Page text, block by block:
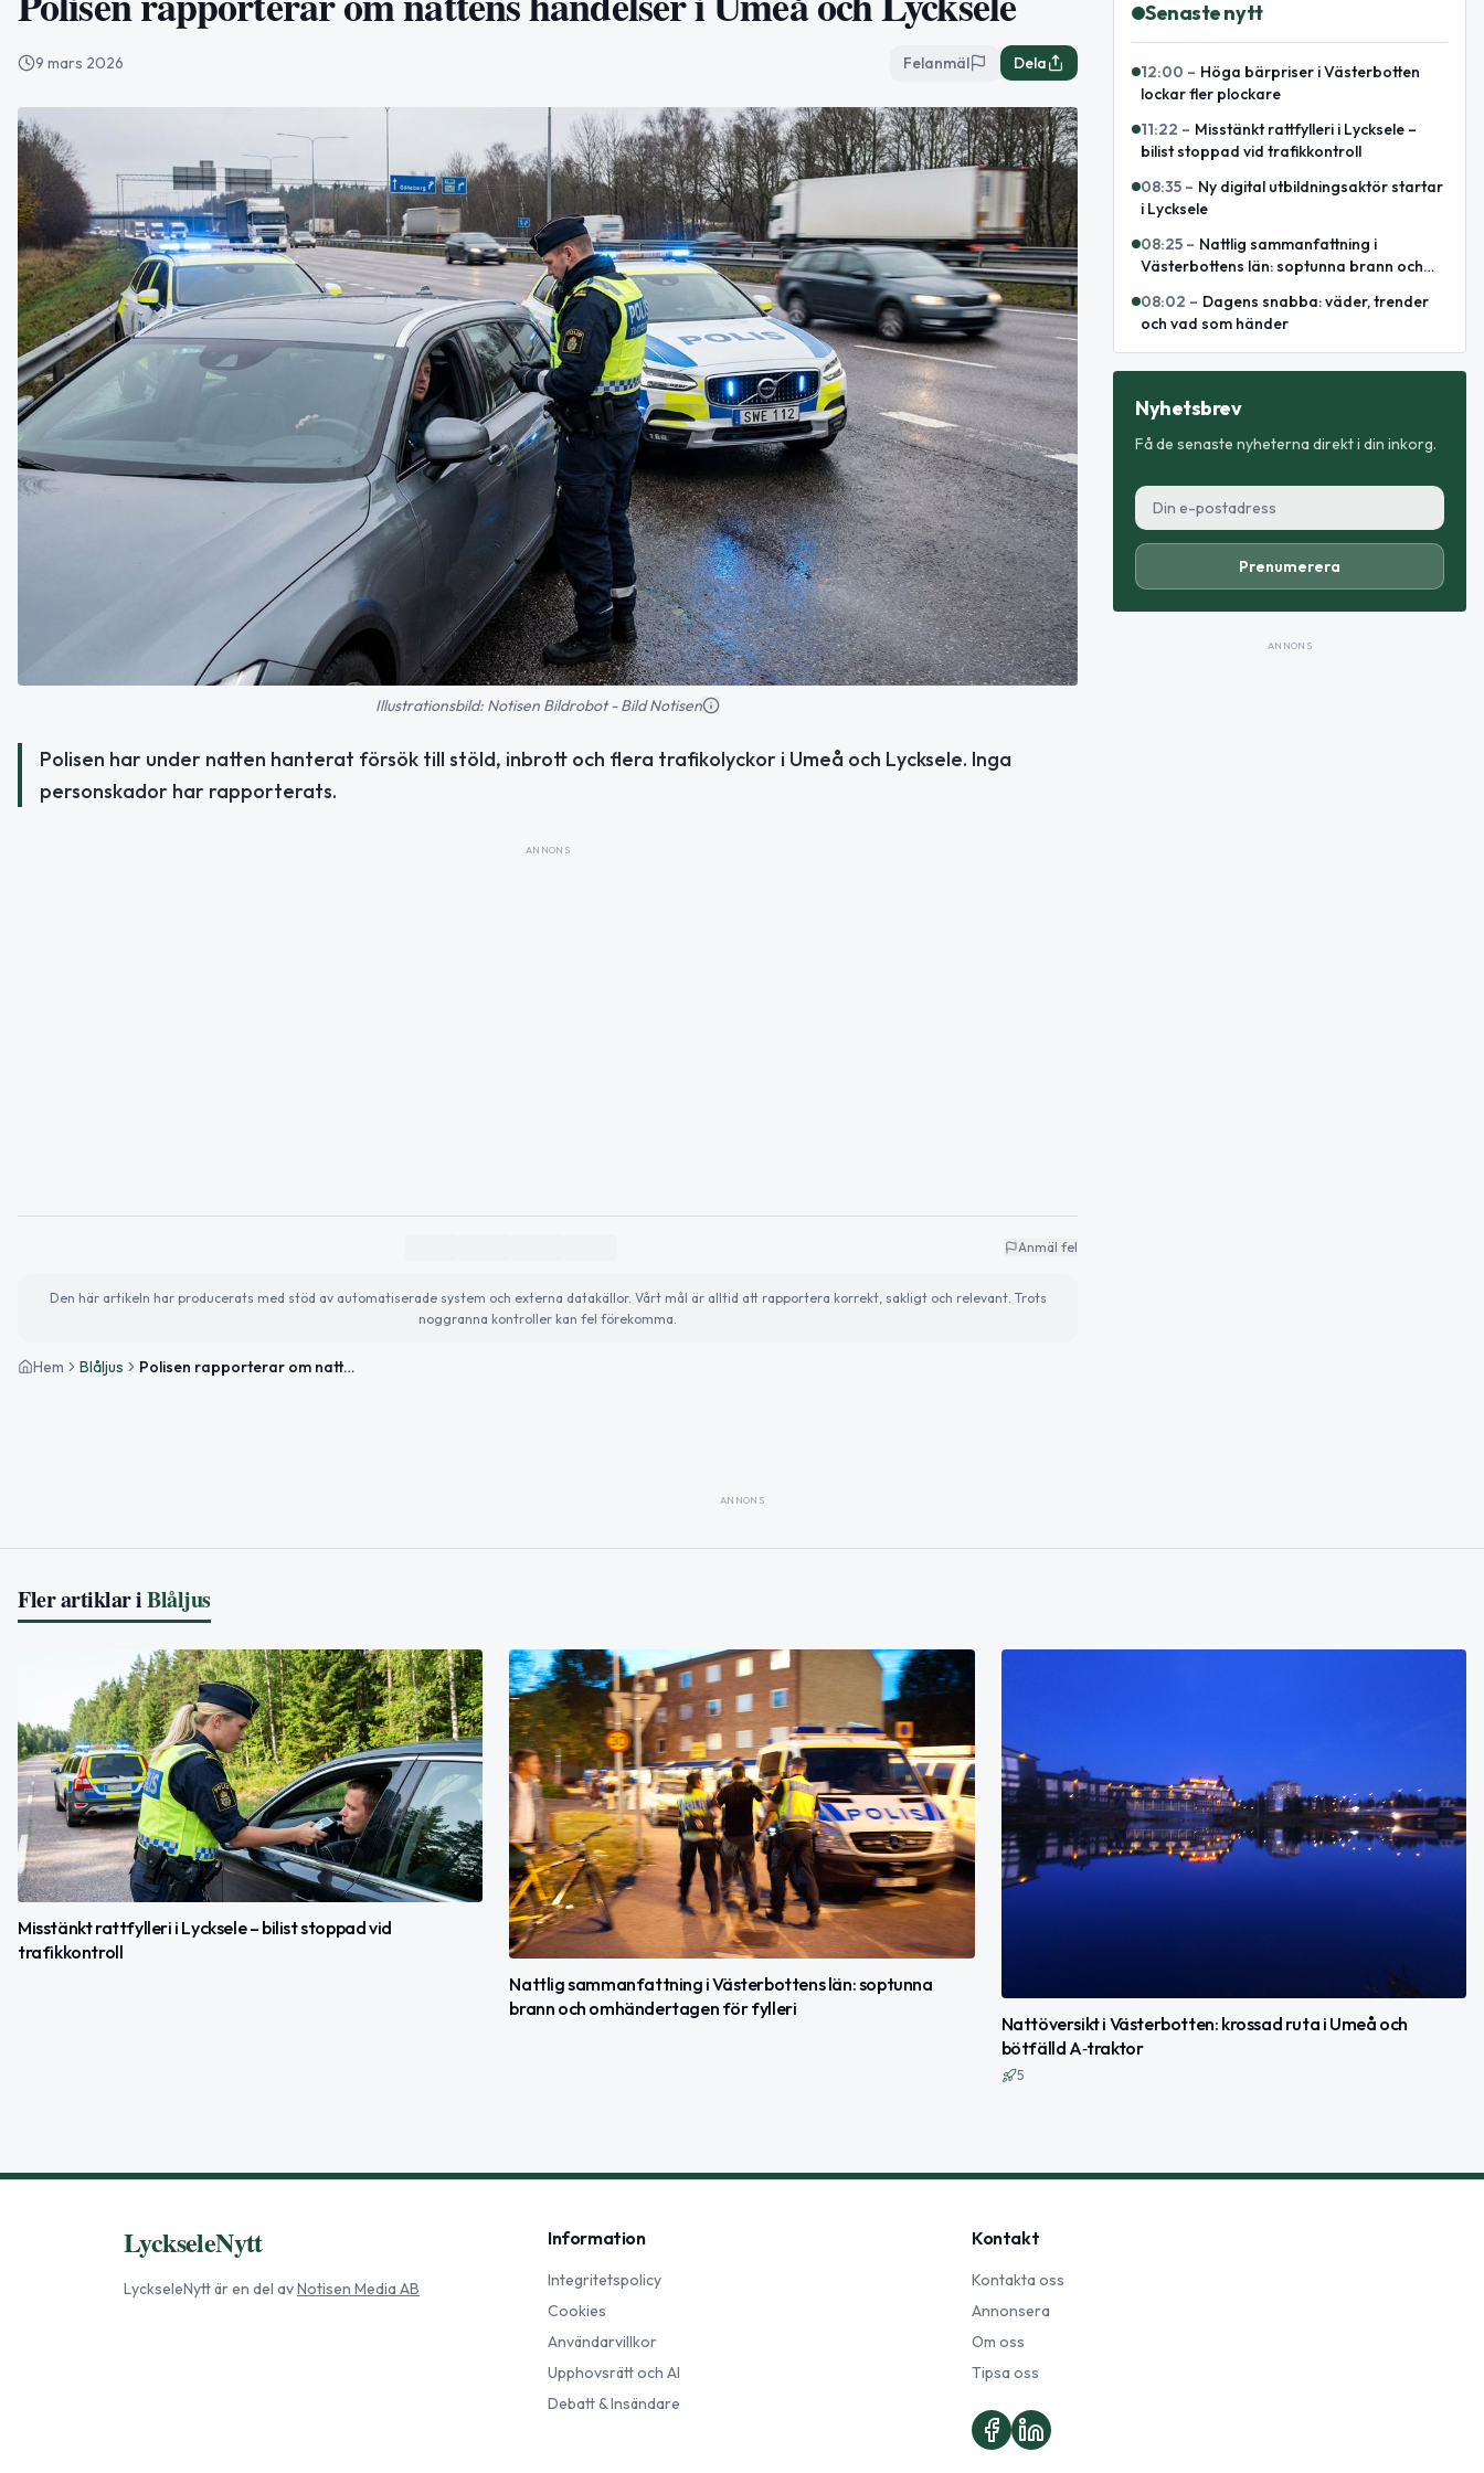
9 mars 2026 Felanmäl Dela
Illustrationsbild: Notisen Bildrobot - Bild Notisen
Polisen har under natten hanterat försök till stöld, inbrott och flera trafikolyckor i Umeå och Lycksele. Inga
personskador har rapporterats.
ANNONS
Anmäl fel
Den här artikeln har producerats med stöd av automatiserade system och externa datakällor. Vårt mål är alltid att rapportera korrekt, sakligt och relevant. Trots
noggranna kontroller kan fel förekomma.
Hem Blåljus Polisen rapporterar om nattens händelser i Umeå och Lycksele
Senaste nytt
12:00 – Höga bärpriser i Västerbotten
lockar fler plockare
11:22 – Misstänkt rattfylleri i Lycksele –
bilist stoppad vid trafikkontroll
08:35 – Ny digital utbildningsaktör startar
i Lycksele
08:25 – Nattlig sammanfattning i
Västerbottens län: soptunna brann och
08:02 – Dagens snabba: väder, trender
och vad som händer
Nyhetsbrev
Få de senaste nyheterna direkt i din inkorg.
Prenumerera
ANNONS
ANNONS
Fler artiklar iBlåljus
Misstänkt rattfylleri i Lycksele – bilist stoppad vid
trafikkontroll
Nattlig sammanfattning i Västerbottens län: soptunna
brann och omhändertagen för fylleri
Nattöversikt i Västerbotten: krossad ruta i Umeå och
bötfälld A‑traktor
5
LyckseleNytt
LyckseleNyttär en del avNotisen Media AB
Information
Integritetspolicy
Cookies
Användarvillkor
Upphovsrätt och AI
Debatt & Insändare
Kontakt
Kontakta oss
Annonsera
Om oss
Tipsa oss